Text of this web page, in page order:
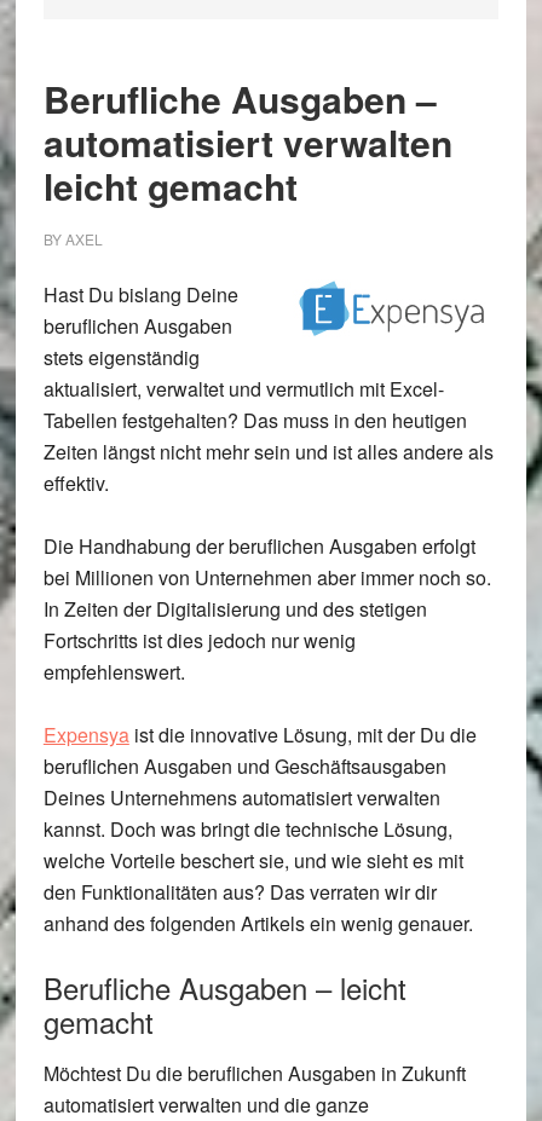
Berufliche Ausgaben –
automatisiert verwalten
leicht gemacht
BYAXEL
Hast Du bislang Deine
beruflichen Ausgaben
stets eigenständig
aktualisiert, verwaltet und vermutlich mit Excel-
Tabellen festgehalten? Das muss in den heutigen
Zeiten längst nicht mehr sein und ist alles andere als
effektiv.
Die Handhabung der beruflichen Ausgaben erfolgt
bei Millionen von Unternehmen aber immer noch so.
In Zeiten der Digitalisierung und des stetigen
Fortschritts ist dies jedoch nur wenig
empfehlenswert.
Expensyaist die innovative Lösung, mit der Du die
beruflichen Ausgaben und Geschäftsausgaben
Deines Unternehmens automatisiert verwalten
kannst. Doch was bringt die technische Lösung,
welche Vorteile beschert sie, und wie sieht es mit
den Funktionalitäten aus? Das verraten wir dir
anhand des folgenden Artikels ein wenig genauer.
Berufliche Ausgaben – leicht
gemacht
Möchtest Du die beruflichen Ausgaben in Zukunft
automatisiert verwalten und die ganze